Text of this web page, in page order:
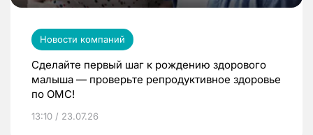
Новости компаний
Сделайте первый шаг к рождению здорового
малыша — проверьте репродуктивное здоровье
по ОМС!
13:10 / 23.07.26